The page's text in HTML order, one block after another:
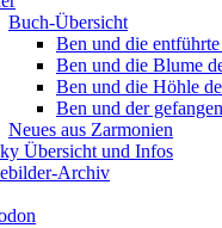
Buch-Übersicht
Ben und die
Ben und die Blume
Ben und die Höhle
Ben und der
Neues aus Zarmonien
Übersicht und Infos
Archiv